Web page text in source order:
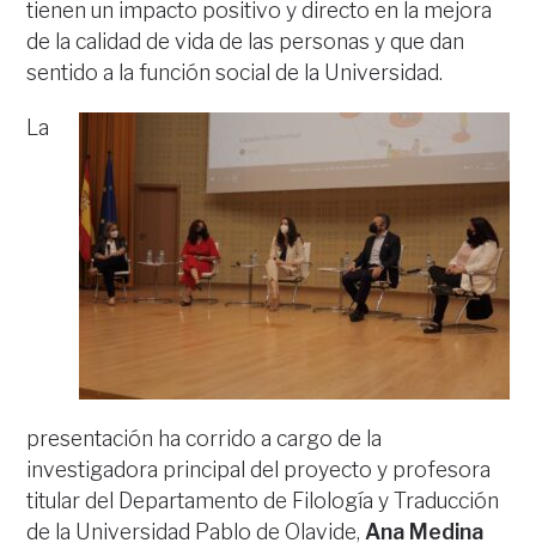
tienen un impacto positivo y directo en la mejora
de la calidad de vida de las personas y que dan
sentido a la función social de la Universidad.
La
presentación ha corrido a cargo de la
investigadora principal del proyecto y profesora
titular del Departamento de Filología y Traducción
de la Universidad Pablo de Olavide, Ana Medina